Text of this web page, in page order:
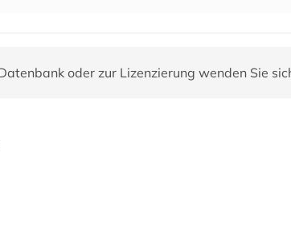
oder zur Lizenzierung wenden Sie